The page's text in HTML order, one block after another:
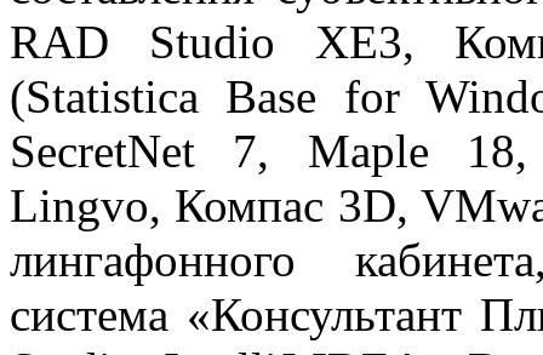
RAD Studio XE3,
(Statistica Base for
SecretNet 7, Maple
Lingvo, Компас 3D,
лингафонного
система «Консультант